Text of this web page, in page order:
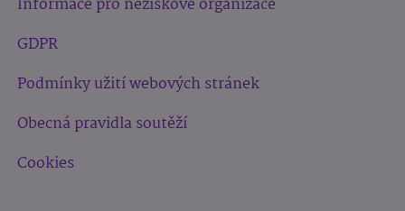
Informace pro neziskové organizace
GDPR
Podmínky užití webových stránek
Obecná pravidla soutěží
Cookies